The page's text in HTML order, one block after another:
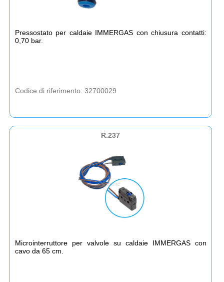
Pressostato per caldaie IMMERGAS con chiusura contatti:
0,70 bar.
Codice di riferimento: 32700029
R.237
Microinterruttore per valvole su caldaie IMMERGAS con
cavo da 65 cm.